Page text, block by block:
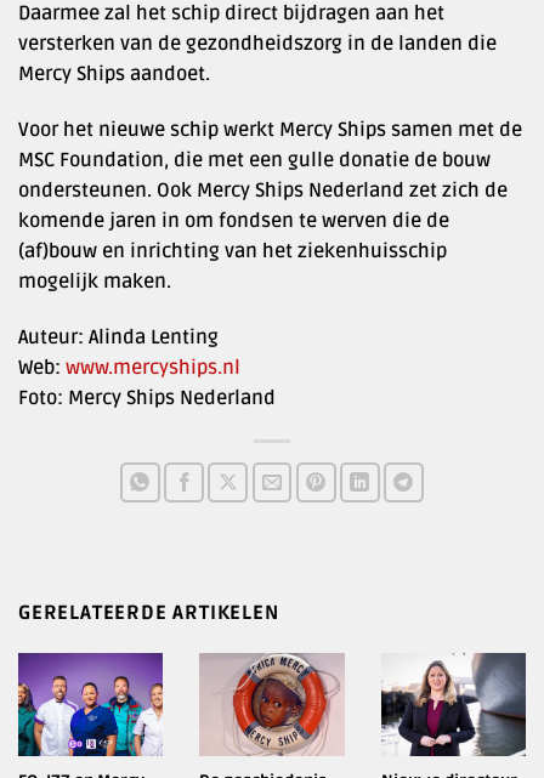
Daarmee zal het schip direct bijdragen aan het
versterken van de gezondheidszorg in de landen die
Mercy Ships aandoet.
Voor het nieuwe schip werkt Mercy Ships samen met de
MSC Foundation, die met een gulle donatie de bouw
ondersteunen. Ook Mercy Ships Nederland zet zich de
komende jaren in om fondsen te werven die de
(af)bouw en inrichting van het ziekenhuisschip
mogelijk maken.
Auteur: Alinda Lenting
Web: www.mercyships.nl
Foto: Mercy Ships Nederland
GERELATEERDE ARTIKELEN